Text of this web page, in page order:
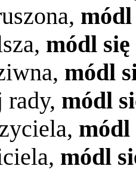
módl
módl
módl
módl
módl
módl